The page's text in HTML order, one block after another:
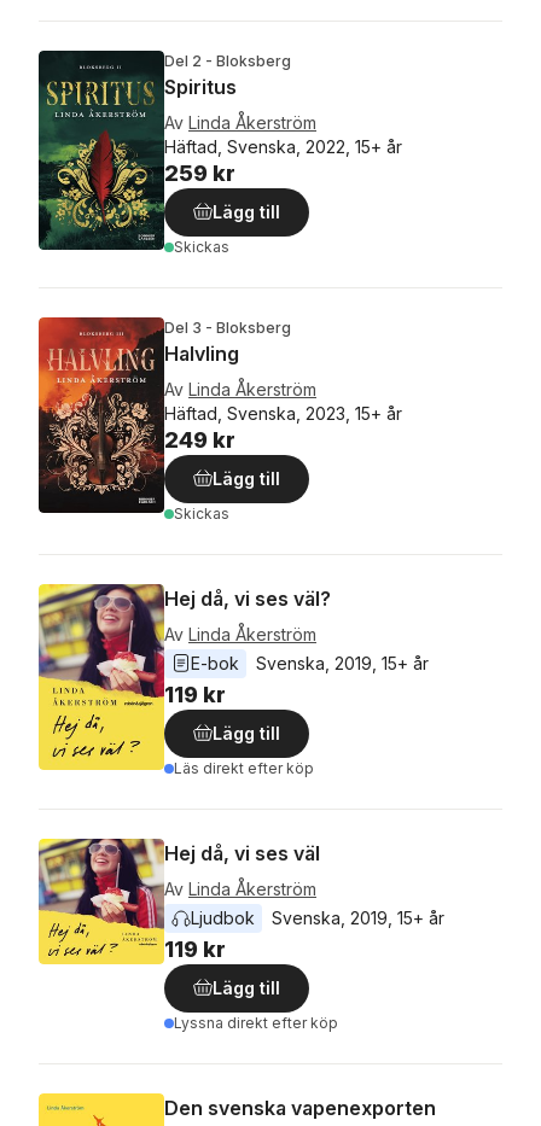
Del 2 - Bloksberg
Spiritus
Av Linda Åkerström
Häftad, Svenska, 2022, 15+ år
259 kr
Lägg till
Skickas
Del 3 - Bloksberg
Halvling
Av Linda Åkerström
Häftad, Svenska, 2023, 15+ år
249 kr
Lägg till
Skickas
Hej då, vi ses väl?
Av Linda Åkerström
E-bok
Svenska 2019 15+ år
119 kr
Lägg till
Läs direkt efter köp
Hej då, vi ses väl
Av Linda Åkerström
Ljudbok
Svenska 2019 15+ år
119 kr
Lägg till
Lyssna direkt efter köp
Den svenska vapenexporten